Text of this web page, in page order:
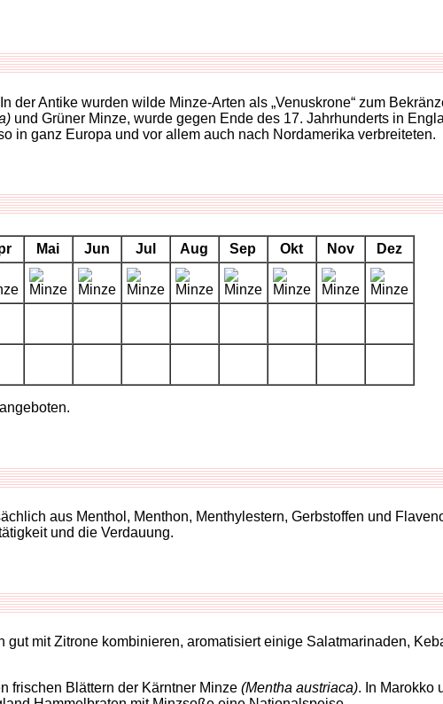
der Antike wurden wilde Minze-Arten als „Venuskrone“ zum
und Grüner Minze, wurde gegen Ende des 17. Jahrhunderts in
in ganz Europa und vor allem auch nach Nordamerika verbreiteten.
Mai Jun Jul Aug Sep Okt Nov Dez
aus Menthol, Menthon, Menthylestern, Gerbstoffen und
und die Verdauung.
mit Zitrone kombinieren, aromatisiert einige Salatmarinaden,
frischen Blättern der Kärntner Minze (Mentha austriaca). In Marokko